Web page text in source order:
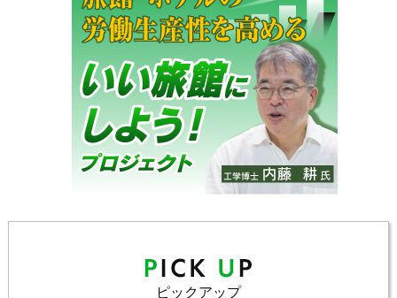
ピックアップ